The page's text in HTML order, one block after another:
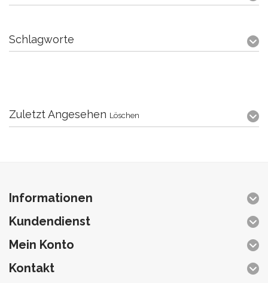
Schlagworte
Zuletzt Angesehen Löschen
Informationen
Kundendienst
Mein Konto
Kontakt